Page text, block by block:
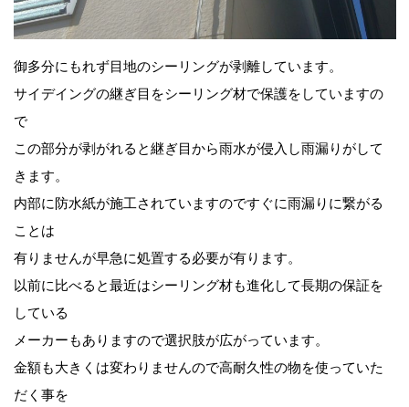
御多分にもれず目地のシーリングが剥離しています。
サイデイングの継ぎ目をシーリング材で保護をしていますの
で
この部分が剥がれると継ぎ目から雨水が侵入し雨漏りがして
きます。
内部に防水紙が施工されていますのですぐに雨漏りに繋がる
ことは
有りませんが早急に処置する必要が有ります。
以前に比べると最近はシーリング材も進化して長期の保証を
している
メーカーもありますので選択肢が広がっています。
金額も大きくは変わりませんので高耐久性の物を使っていた
だく事を